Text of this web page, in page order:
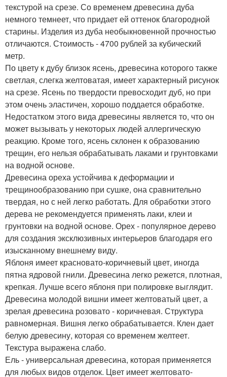
текстурой на срезе. Со временем древесина дуба
немного темнеет, что придает ей оттенок благородной
старины. Изделия из дуба необыкновенной прочностью
отличаются. Стоимость - 4700 рублей за кубический
метр.
По цвету к дубу близок ясень, древесина которого также
светлая, слегка желтоватая, имеет характерный рисунок
на срезе. Ясень по твердости превосходит дуб, но при
этом очень эластичен, хорошо поддается обработке.
Недостатком этого вида древесины является то, что он
может вызывать у некоторых людей аллергическую
реакцию. Кроме того, ясень склонен к образованию
трещин, его нельзя обрабатывать лаками и грунтовками
на водной основе.
Древесина ореха устойчива к деформации и
трещинообразованию при сушке, она сравнительно
твердая, но с ней легко работать. Для обработки этого
дерева не рекомендуется применять лаки, клеи и
грунтовки на водной основе. Орех - популярное дерево
для создания эксклюзивных интерьеров благодаря его
изысканному внешнему виду.
Яблоня имеет красновато-коричневый цвет, иногда
пятна ядровой гнили. Древесина легко режется, плотная,
крепкая. Лучше всего яблоня при полировке выглядит.
Древесина молодой вишни имеет желтоватый цвет, а
зрелая древесина розовато - коричневая. Структура
равномерная. Вишня легко обрабатывается. Клен дает
белую древесину, которая со временем желтеет.
Текстура выражена слабо.
Ель - универсальная древесина, которая применяется
для любых видов отделок. Цвет имеет желтовато-